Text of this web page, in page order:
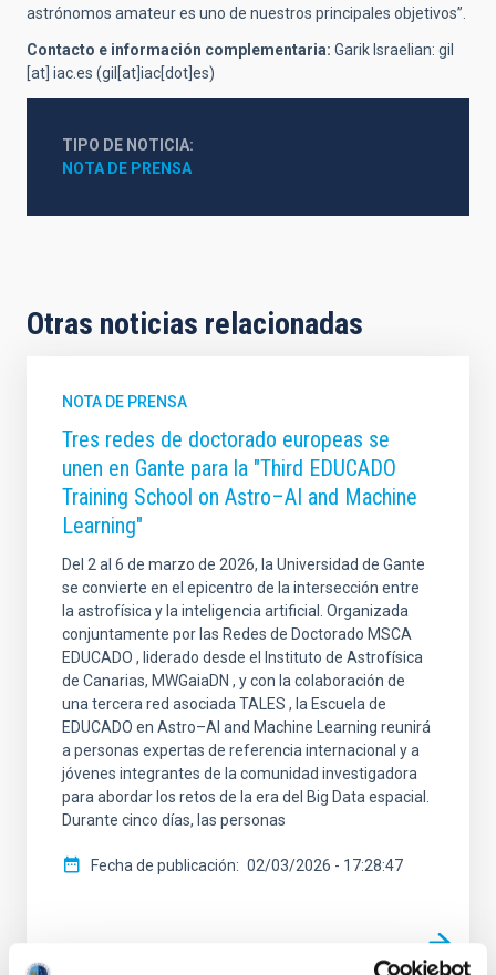
astrónomos amateur es uno de nuestros principales objetivos”.
Contacto e información complementaria: Garik Israelian: gil
[at] iac.es (gil[at]iac[dot]es)
TIPO DE NOTICIA
NOTA DE PRENSA
Otras noticias relacionadas
NOTA DE PRENSA
Tres redes de doctorado europeas se
unen en Gante para la "Third EDUCADO
Training School on Astro–AI and Machine
Learning"
Del 2 al 6 de marzo de 2026, la Universidad de Gante
se convierte en el epicentro de la intersección entre
la astrofísica y la inteligencia artificial. Organizada
conjuntamente por las Redes de Doctorado MSCA
EDUCADO , liderado desde el Instituto de Astrofísica
de Canarias, MWGaiaDN , y con la colaboración de
una tercera red asociada TALES , la Escuela de
EDUCADO en Astro–AI and Machine Learning reunirá
a personas expertas de referencia internacional y a
jóvenes integrantes de la comunidad investigadora
para abordar los retos de la era del Big Data espacial.
Durante cinco días, las personas
Fecha de publicación 02/03/2026 - 17:28:47